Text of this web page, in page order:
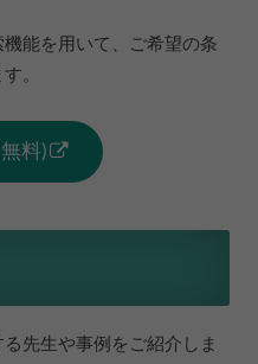
能を用いて、ご希望の条
。
料)
先生や事例をご紹介しま